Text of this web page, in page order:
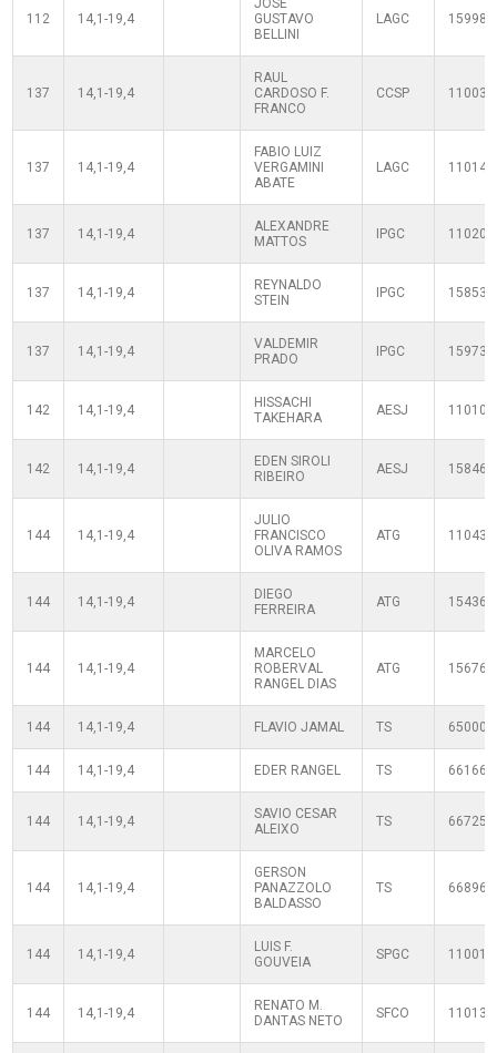
112 14,1-19,4
JOSE
GUSTAVO
BELLINI
LAGC
137 14,1-19,4
RAUL
CARDOSO F.
FRANCO
CCSP
137 14,1-19,4
FABIO LUIZ
VERGAMINI
ABATE
LAGC
137 14,1-19,4
ALEXANDRE
MATTOS
IPGC
137 14,1-19,4
REYNALDO
STEIN
IPGC
137 14,1-19,4
VALDEMIR
PRADO
IPGC
142 14,1-19,4
HISSACHI
TAKEHARA
AESJ
142 14,1-19,4
EDEN SIROLI
RIBEIRO
AESJ
144 14,1-19,4
JULIO
FRANCISCO
OLIVA RAMOS
ATG
144 14,1-19,4
DIEGO
FERREIRA
ATG
144 14,1-19,4
MARCELO
ROBERVAL
RANGEL DIAS
ATG
144 14,1-19,4 FLAVIO JAMAL TS
144 14,1-19,4 EDER RANGEL TS
144 14,1-19,4
SAVIO CESAR
ALEIXO
TS
144 14,1-19,4
GERSON
PANAZZOLO
BALDASSO
TS
144 14,1-19,4
LUIS F.
GOUVEIA
SPGC
144 14,1-19,4
RENATO M.
DANTAS NETO
SFCO